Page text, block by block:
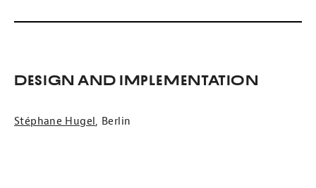
Design and Implementation
Stéphane Hugel, Berlin